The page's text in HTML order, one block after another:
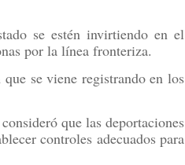
se estén invirtiendo en el
por la línea fronteriza.
se viene registrando en los
que las deportaciones
controles adecuados para